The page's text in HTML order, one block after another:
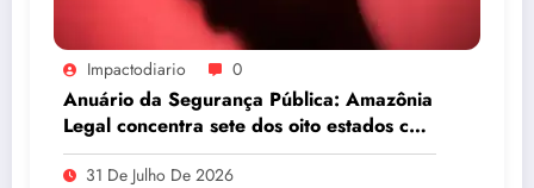
Impactodiario 0
Anuário da Segurança Pública: Amazônia
Legal concentra sete dos oito estados com
maiores taxas de estupro do país
31 De Julho De 2026